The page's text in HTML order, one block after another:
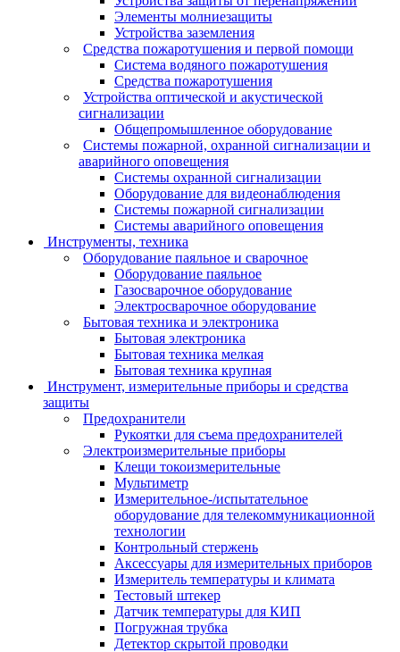
Элементы молниезащиты
Устройства заземления
Средства пожаротушения и первой помощи
Система водяного пожаротушения
Средства пожаротушения
Устройства оптической и акустической
сигнализации
Общепромышленное оборудование
Системы пожарной, охранной сигнализации и
аварийного оповещения
Системы охранной сигнализации
Оборудование для видеонаблюдения
Системы пожарной сигнализации
Системы аварийного оповещения
Инструменты, техника
Оборудование паяльное и сварочное
Оборудование паяльное
Газосварочное оборудование
Электросварочное оборудование
Бытовая техника и электроника
Бытовая электроника
Бытовая техника мелкая
Бытовая техника крупная
Инструмент, измерительные приборы и средства
защиты
Предохранители
Рукоятки для съема предохранителей
Электроизмерительные приборы
Клещи токоизмерительные
Мультиметр
Измерительное-/испытательное
оборудование для телекоммуникационной
технологии
Контрольный стержень
Аксессуары для измерительных приборов
Измеритель температуры и климата
Тестовый штекер
Датчик температуры для КИП
Погружная трубка
Детектор скрытой проводки